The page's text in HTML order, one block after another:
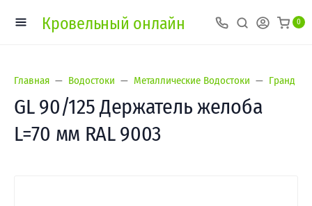
Кровельный онлайн 0
Главная Водостоки Металлические Водостоки Гранд
GL 90/125 Держатель желоба
L=70 мм RAL 9003